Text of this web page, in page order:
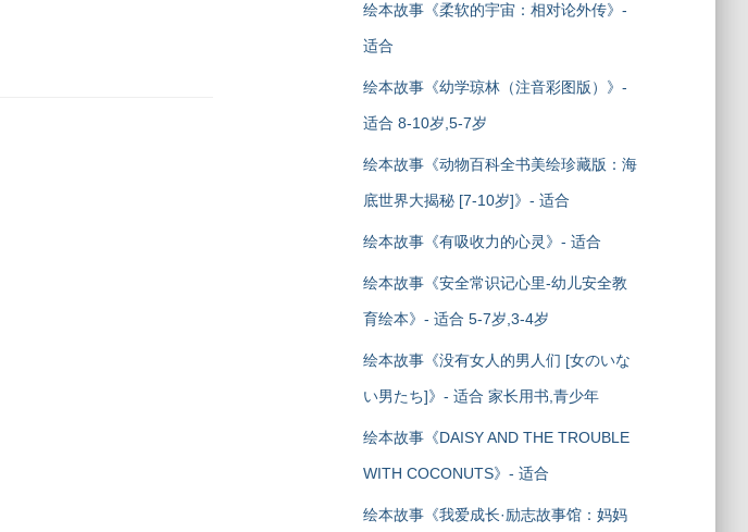
绘本故事《柔软的宇宙：相对论外传》-
适合
绘本故事《幼学琼林（注音彩图版）》-
适合 8-10岁,5-7岁
绘本故事《动物百科全书美绘珍藏版：海
底世界大揭秘 [7-10岁]》- 适合
绘本故事《有吸收力的心灵》- 适合
绘本故事《安全常识记心里-幼儿安全教
育绘本》- 适合 5-7岁,3-4岁
绘本故事《没有女人的男人们 [女のいな
い男たち]》- 适合 家长用书,青少年
绘本故事《DAISY AND THE TROUBLE
WITH COCONUTS》- 适合
绘本故事《我爱成长·励志故事馆：妈妈